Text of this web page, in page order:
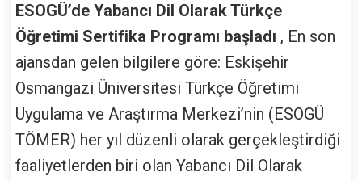
ESOGÜ’de Yabancı Dil Olarak Türkçe
Öğretimi Sertifika Programı başladı , En son
ajansdan gelen bilgilere göre: Eskişehir
Osmangazi Üniversitesi Türkçe Öğretimi
Uygulama ve Araştırma Merkezi’nin (ESOGÜ
TÖMER) her yıl düzenli olarak gerçekleştirdiği
faaliyetlerden biri olan Yabancı Dil Olarak